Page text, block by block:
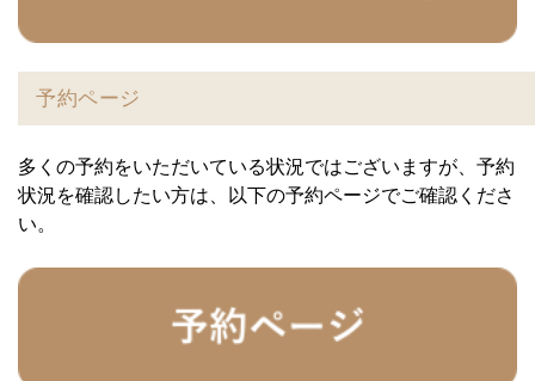
予約ページ
多くの予約をいただいている状況ではございますが、予約
状況を確認したい方は、以下の予約ページでご確認くださ
い。